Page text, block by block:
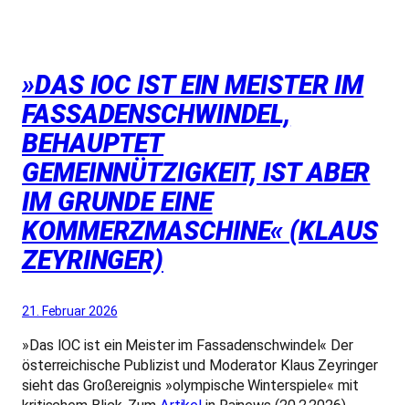
»DAS IOC IST EIN MEISTER IM
FASSADENSCHWINDEL,
BEHAUPTET
GEMEINNÜTZIGKEIT, IST ABER
IM GRUNDE EINE
KOMMERZMASCHINE« (KLAUS
ZEYRINGER)
21. Februar 2026
»Das IOC ist ein Meister im Fassadenschwindel« Der
österreichische Publizist und Moderator Klaus Zeyringer
sieht das Großereignis »olympische Winterspiele« mit